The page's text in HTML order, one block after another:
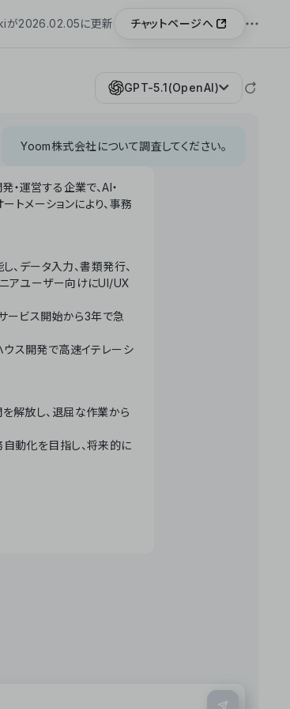
が2026.02.05に更新 チャットページへ
GPT-5.1(OpenAI)
Yoom株式会社について調査してください。
運営する企業で、AI・
トメーションにより、事務
、データ入力、書類発行、
ニアユーザー向けにUI/UX
ビス開始から3年で急
ウス開発で高速イテレーシ
解放し、退屈な作業から
動化を目指し、将来的に